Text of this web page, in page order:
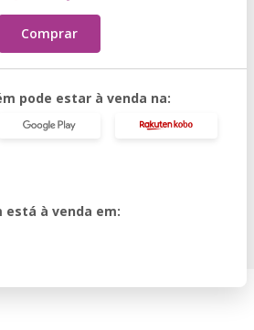
Comprar
pode estar à venda na:
está à venda em: